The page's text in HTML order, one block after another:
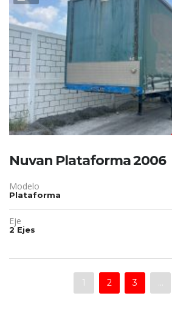
Nuvan Plataforma 2006
Modelo
Plataforma
Eje
2 Ejes
1 2 3 …